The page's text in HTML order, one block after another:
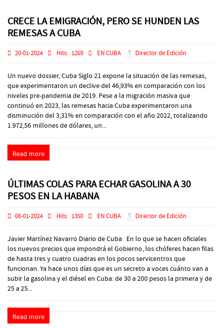
CRECE LA EMIGRACIÓN, PERO SE HUNDEN LAS
REMESAS A CUBA
20-01-2024 Hits: 1269 EN CUBA Director de Edición
Un nuevo dossier, Cuba Siglo 21 expone la situación de las remesas,
que experimentaron un declive del 46,93% en comparación con los
niveles pre-pandemia de 2019. Pese a la migración masiva que
continuó en 2023, las remesas hacia Cuba experimentaron una
disminución del 3,31% en comparación con el año 2022, totalizando
1.972,56 millones de dólares, un...
Read more
ÚLTIMAS COLAS PARA ECHAR GASOLINA A 30
PESOS EN LA HABANA
08-01-2024 Hits: 1350 EN CUBA Director de Edición
Javier Martínez Navarro Diario de Cuba En lo que se hacen oficiales
los nuevos precios que impondrá el Gobierno, los chóferes hacen filas
de hasta tres y cuatro cuadras en los pocos servicentros que
funcionan. Ya hace unos días que es un secreto a voces cuánto van a
subir la gasolina y el diésel en Cuba: de 30 a 200 pesos la primera y de
25 a 25...
Read more